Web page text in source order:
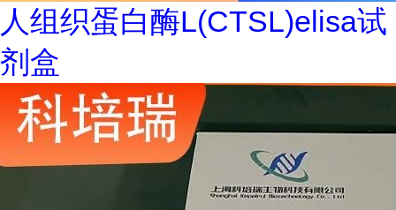
人组织蛋白酶L(CTSL)elisa试
剂盒